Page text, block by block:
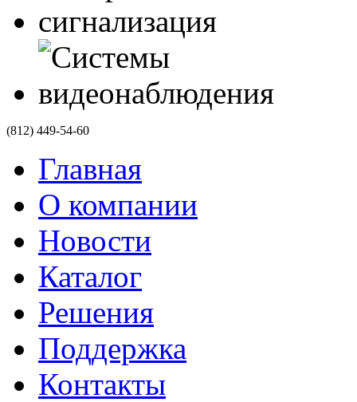
(812) 449-54-60
Главная
О компании
Новости
Каталог
Решения
Поддержка
Контакты